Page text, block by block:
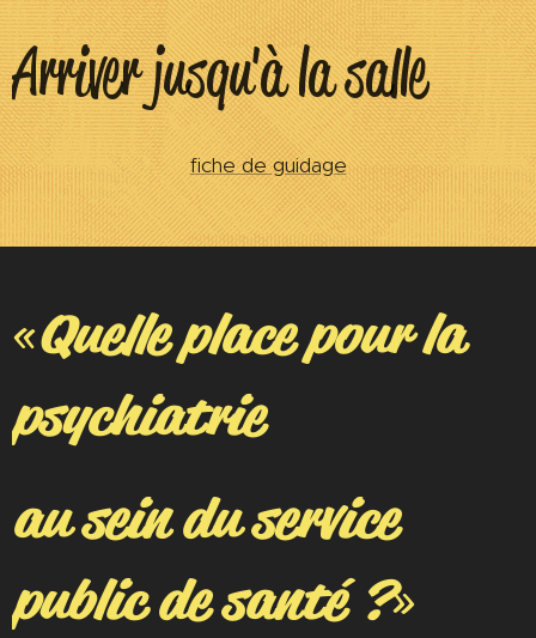
Arriver jusqu'à la salle
fiche de guidage
«Quelle place pour la
psychiatrie
au sein du service
public de santé ?»